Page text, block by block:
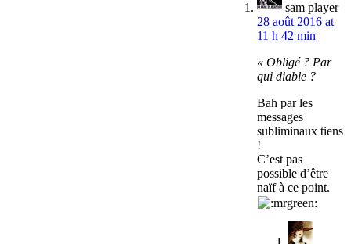
sam player
28 août 2016 at
11 h 42 min
« Obligé ? Par
qui diable ?
Bah par les
messages
subliminaux tiens
!
C’est pas
possible d’être
naïf à ce point.